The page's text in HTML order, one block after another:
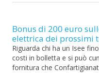
Bonus di 200 euro
elettrica dei prossimi
Riguarda chi ha un Isee
costi in bolletta e si può
fornitura che